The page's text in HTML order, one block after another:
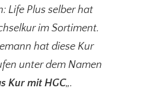
Life Plus selber hat
im Sortiment.
hat diese Kur
unter dem Namen
Kur mit HGC„.